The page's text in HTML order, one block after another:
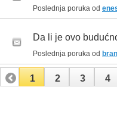
Poslednja poruka od
Da li je ovo
Poslednja poruka od
1 2 3 4